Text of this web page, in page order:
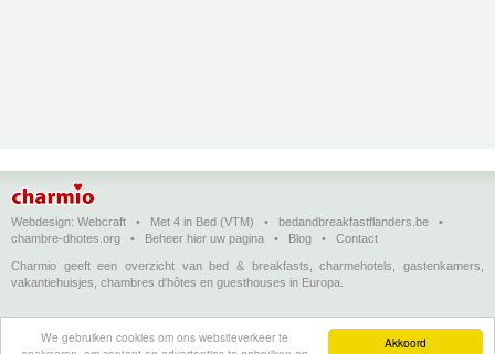
Akkoord
We gebruiken cookies om ons websiteverkeer te
Webdesign: Webcraft • Met 4 in Bed (VTM) • bedandbreakfastflanders.be •
chambre-dhotes.org • Beheer hier uw pagina • Blog • Contact
Charmio geeft een overzicht van bed & breakfasts, charmehotels, gastenkamers,
vakantiehuisjes, chambres d'hôtes en guesthouses in Europa.
Bed & breakfasts, charmehotels en vakantiehuizen (in het Nederlands)•Chambres
d'hôtes, hôtels de charme et logements de vacances
(en français) •
Bed &